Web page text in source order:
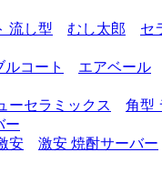
流し型 むし太郎
セ
コート
エアベール
ーセラミックス
角型
ー
安
激安 焼酎サーバー